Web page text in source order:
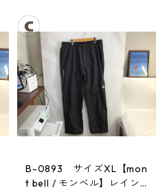
B-0893 サイズXL【mon
t bell / モンベル】レイン